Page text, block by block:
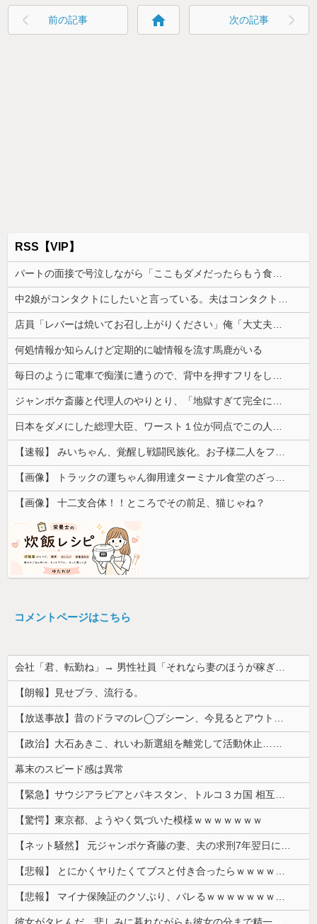
前の記事 home 次の記事
RSS【VIP】
何処情報か知らんけど定期的に嘘情報を流す馬鹿がいる
【画像】 十二支合体！！ところでその前足、猫じゃね？
コメントページはこちら
【朗報】見せブラ、流行る。
幕末のスピード感は異常
【驚愕】東京都、ようやく気づいた模様ｗｗｗｗｗｗｗ